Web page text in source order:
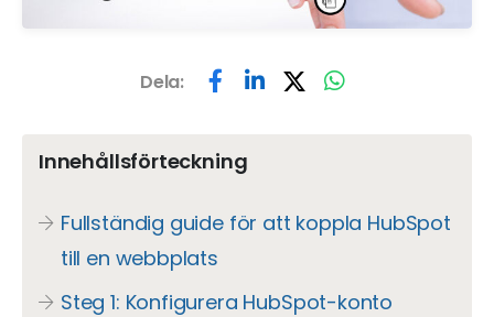
Dela:
Innehållsförteckning
Fullständig guide för att koppla HubSpot
till en webbplats
Steg 1: Konfigurera HubSpot-konto